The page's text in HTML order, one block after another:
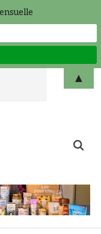
Search
▲